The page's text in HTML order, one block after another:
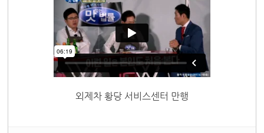
외제차 황당 서비스센터 만행